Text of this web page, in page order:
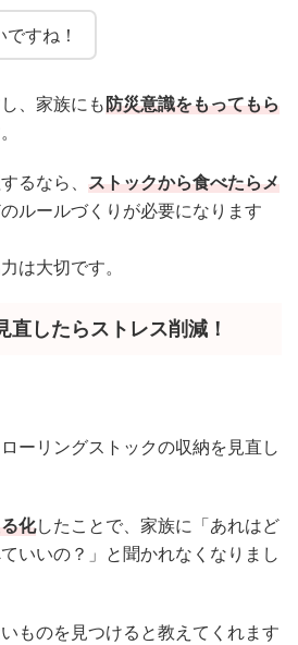
すね！
、家族にも防災意識をもってもら
るなら、 ストックから食べたらメ
ルールづくりが必要になります
は大切です。
直したらストレス削減！
ーリングストックの収納を見直し
化したことで、家族に「あれはど
いいの？」と聞かれなくなりまし
ものを見つけると教えてくれます